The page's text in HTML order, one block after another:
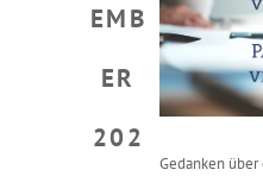
EMB
ER
202
Gedanken über